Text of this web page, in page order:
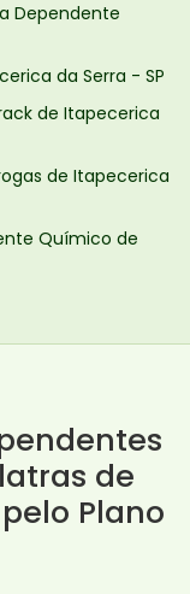
Dependente
da Serra - SP
de Itapecerica
de Itapecerica
Químico de
de
Plano